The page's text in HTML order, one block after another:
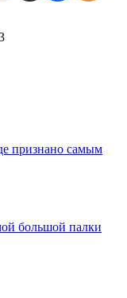
признано самым
большой палки